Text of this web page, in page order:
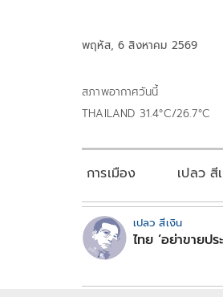
พฤหัส, 6 สิงหาคม 2569
สภาพอากาศวันนี้
THAILAND 31.4°C/26.7°C
การเมือง เปลว สี
เปลว สีเงิน
ไทย ‘อย่าขายปร